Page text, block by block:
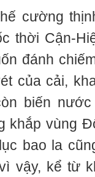
cường
thời Cận-
đánh
của cải,
biến
khắp vùng
bao la
vậy, kể từ